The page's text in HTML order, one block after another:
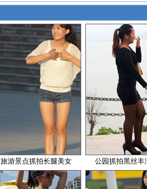
旅游景点抓拍长腿美女 公园抓拍黑丝丰